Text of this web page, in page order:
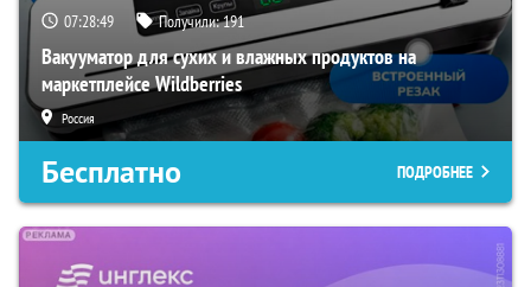
07:28:48 Получили:191
Вакууматор для сухих и влажных продуктов на
маркетплейсе Wildberries
Россия
Бесплатно ПОДРОБНЕЕ